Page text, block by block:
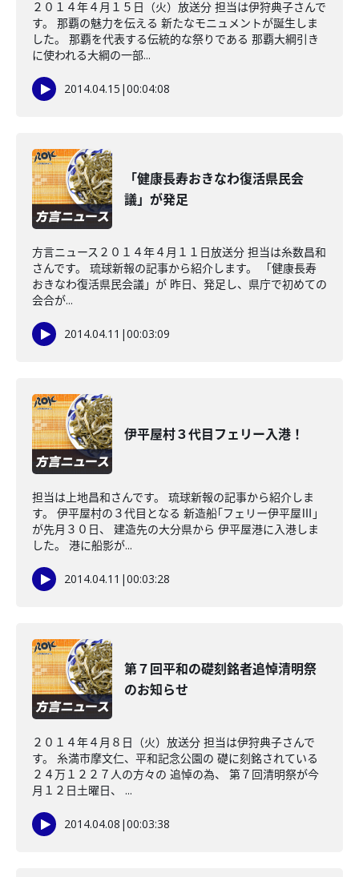
２０１４年４月１５日（火）放送分 担当は伊狩典子さんで
す。 那覇の魅力を伝える 新たなモニュメントが誕生しま
した。 那覇を代表する伝統的な祭りである 那覇大綱引き
に使われる大綱の一部...
2014.04.15 |00:04:08
「健康長寿おきなわ復活県民会
議」が発足
方言ニュース２０１４年４月１１日放送分 担当は糸数昌和
さんです。 琉球新報の記事から紹介します。 「健康長寿
おきなわ復活県民会議」が 昨日、発足し、県庁で初めての
会合が...
2014.04.11 |00:03:09
伊平屋村３代目フェリー入港！
担当は上地昌和さんです。 琉球新報の記事から紹介しま
す。 伊平屋村の３代目となる 新造船｢フェリー伊平屋Ⅲ｣
が先月３０日、 建造先の大分県から 伊平屋港に入港しま
した。 港に船影が...
2014.04.11 |00:03:28
第７回平和の礎刻銘者追悼清明祭
のお知らせ
２０１４年４月８日（火）放送分 担当は伊狩典子さんで
す。 糸満市摩文仁、平和記念公園の 礎に刻銘されている
２４万１２２７人の方々の 追悼の為、 第７回清明祭が今
月１２日土曜日、 ...
2014.04.08 |00:03:38